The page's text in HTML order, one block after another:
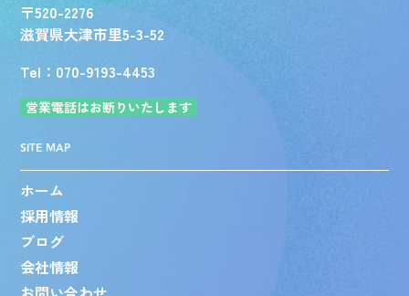
〒520-2276
滋賀県大津市里5-3-52
Tel：070-9193-4453
営業電話はお断りいたします
SITE MAP
ホーム
採用情報
ブログ
会社情報